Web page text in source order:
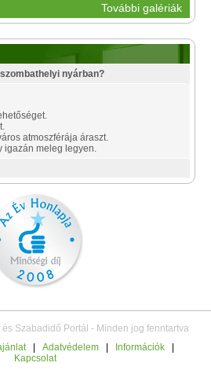
További galériák
nyárban?
atmoszférája áraszt.
igazán meleg legyen.
Szabadidő Portál - Minden jog fenntartva
Adatvédelem Információk
Kapcsolat